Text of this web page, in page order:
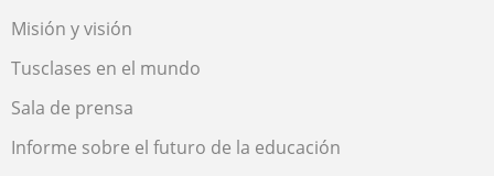
Misión y visión
Tusclases en el mundo
Sala de prensa
Informe sobre el futuro de la educación